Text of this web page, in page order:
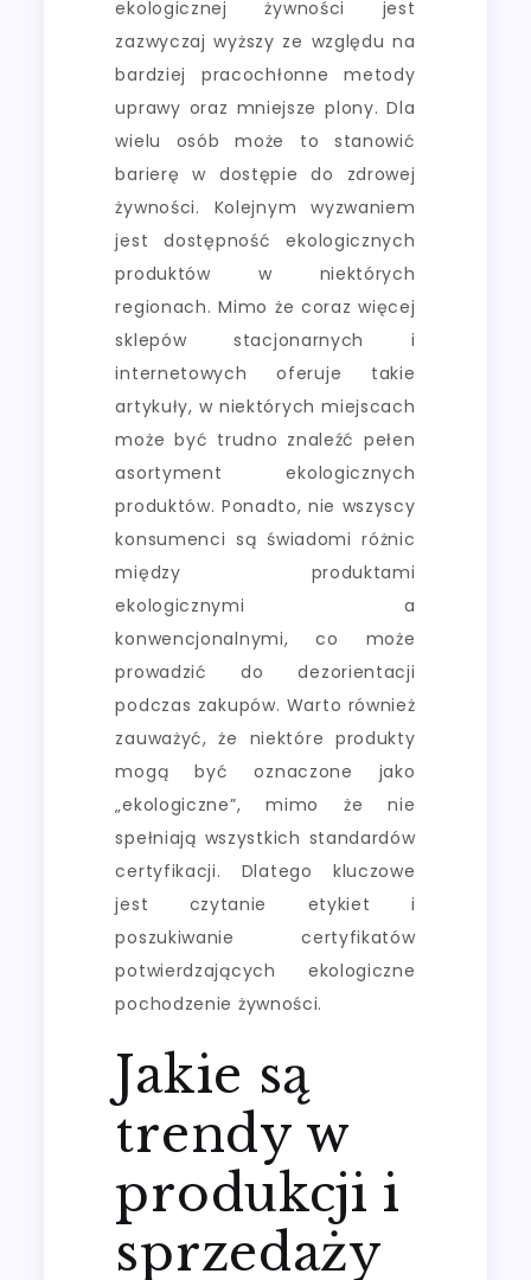
ekologicznej żywności jest
zazwyczaj wyższy ze względu na
bardziej pracochłonne metody
uprawy oraz mniejsze plony. Dla
wielu osób może to stanowić
barierę w dostępie do zdrowej
żywności. Kolejnym wyzwaniem
jest dostępność ekologicznych
produktów w niektórych
regionach. Mimo że coraz więcej
sklepów stacjonarnych i
internetowych oferuje takie
artykuły, w niektórych miejscach
może być trudno znaleźć pełen
asortyment ekologicznych
produktów. Ponadto, nie wszyscy
konsumenci są świadomi różnic
między produktami
ekologicznymi a
konwencjonalnymi, co może
prowadzić do dezorientacji
podczas zakupów. Warto również
zauważyć, że niektóre produkty
mogą być oznaczone jako
„ekologiczne”, mimo że nie
spełniają wszystkich standardów
certyfikacji. Dlatego kluczowe
jest czytanie etykiet i
poszukiwanie certyfikatów
potwierdzających ekologiczne
pochodzenie żywności.
Jakie są
trendy w
produkcji i
sprzedaży